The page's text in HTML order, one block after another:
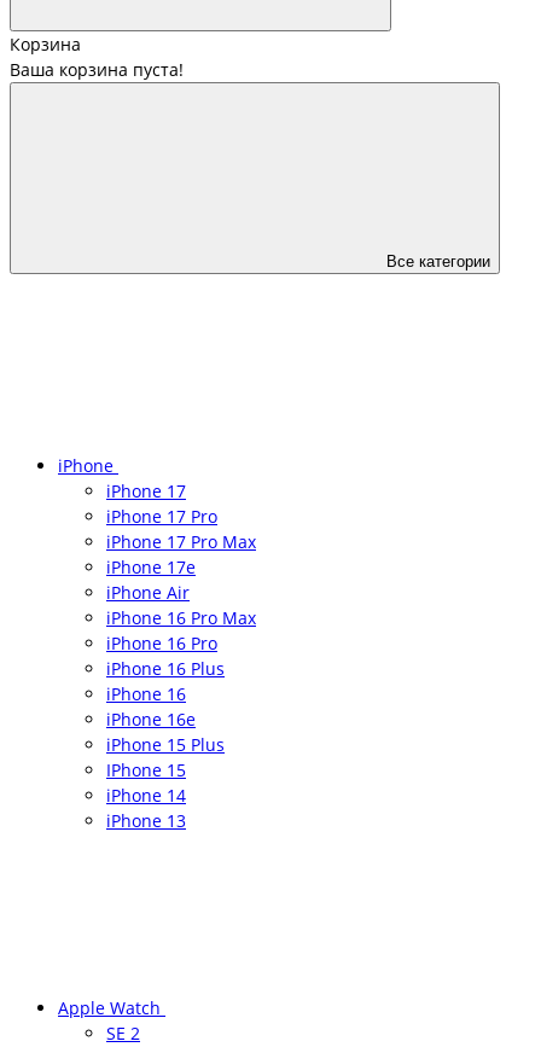
Корзина
Ваша корзина пуста!
Все категории
iPhone
iPhone 17
iPhone 17 Pro
iPhone 17 Pro Max
iPhone 17e
iPhone Air
iPhone 16 Pro Max
iPhone 16 Pro
iPhone 16 Plus
iPhone 16
iPhone 16e
iPhone 15 Plus
IPhone 15
iPhone 14
iPhone 13
Apple Watch
SE 2